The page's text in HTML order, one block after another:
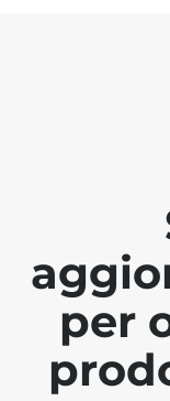
per